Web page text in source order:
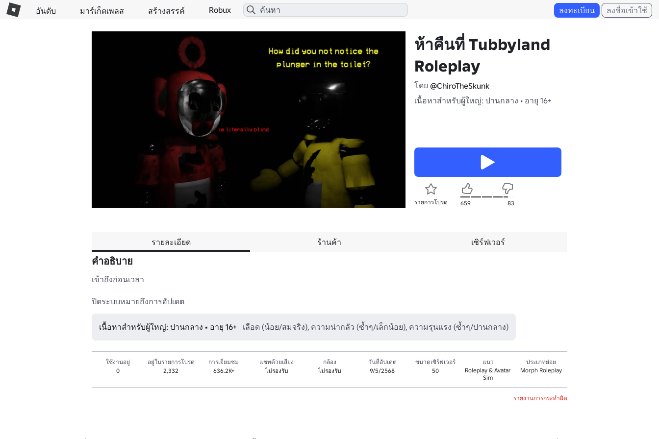
อันดับ มาร์เก็ตเพลส สร้างสรรค์ Robux ลงทะเบียน ลงชื่อเข้าใช้
ห้าคืนที่ Tubbyland
Roleplay
โดย @ChiroTheSkunk
เนื้อหาสำหรับผู้ใหญ่: ปานกลาง • อายุ 16+
รายการโปรด 659 83
รายละเอียด ร้านค้า เซิร์ฟเวอร์
คำอธิบาย
เข้าถึงก่อนเวลา
เนื้อหาสำหรับผู้ใหญ่: ปานกลาง • อายุ 16+ เลือด (น้อย/สมจริง), ความน่ากลัว (ซ้ำๆ/เล็กน้อย), ความรุนแรง (ซ้ำๆ/ปานกลาง)
ใช้งานอยู่
0
อยู่ในรายการโปรด
2,332
การเยี่ยมชม
636.2K+
แชทด้วยเสียง
ไม่รองรับ
กล้อง
ไม่รองรับ
วันที่อัปเดต
9/5/2568
ขนาดเซิร์ฟเวอร์
50
แนว
Roleplay & Avatar
Sim
ประเภทย่อย
Morph Roleplay
รายงานการกระทำผิด